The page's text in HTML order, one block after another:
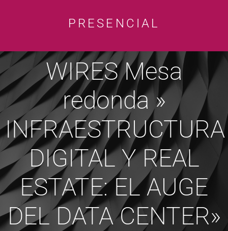
PRESENCIAL
WIRES Mesa
redonda »
INFRAESTRUCTURA
DIGITAL Y REAL
ESTATE: EL AUGE
DEL DATA CENTER»